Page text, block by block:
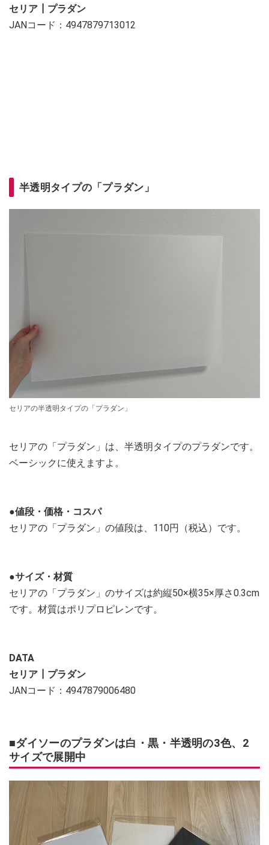
セリア┃プラダン
JANコード：4947879713012
半透明タイプの「プラダン」
セリアの半透明タイプの「プラダン」
セリアの「プラダン」は、半透明タイプのプラダンです。
ベーシックに使えますよ。
●値段・価格・コスパ
セリアの「プラダン」の値段は、110円（税込）です。
●サイズ・材質
セリアの「プラダン」のサイズは約縦50×横35×厚さ0.3cm
です。材質はポリプロピレンです。
DATA
セリア┃プラダン
JANコード：4947879006480
■ダイソーのプラダンは白・黒・半透明の3色、2
サイズで展開中